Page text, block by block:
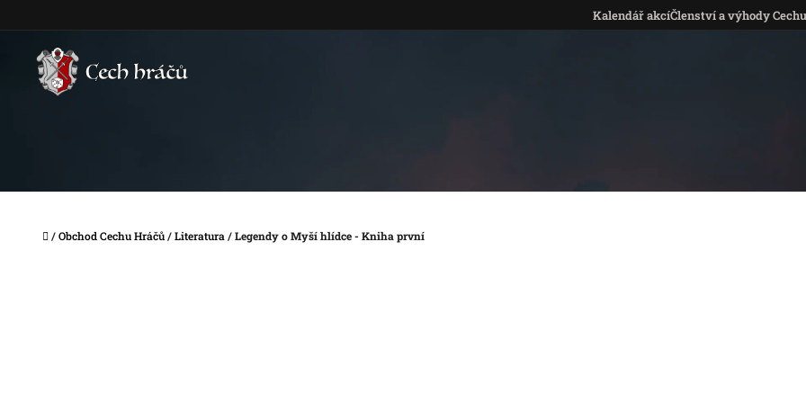
Kalendář akcíČlenství a výhody Cechu
Domů
/Obchod Cechu Hráčů/Literatura/Legendy o Myší hlídce - Kniha první